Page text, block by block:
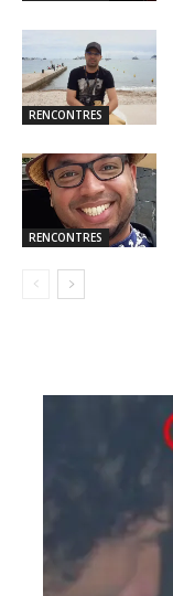
RENCONTRES
RENCONTRES